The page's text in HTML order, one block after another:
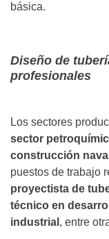
básica.
Diseño de
profesionales
Los sectores
sector
construcción
puestos de trabajo
proyectista de
técnico en
industrial , entre